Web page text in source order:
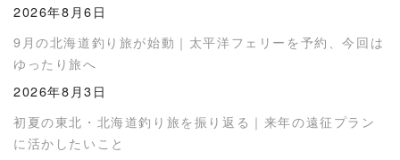
2026年8月6日
9月の北海道釣り旅が始動｜太平洋フェリーを予約、今回は
ゆったり旅へ
2026年8月3日
初夏の東北・北海道釣り旅を振り返る｜来年の遠征プラン
に活かしたいこと